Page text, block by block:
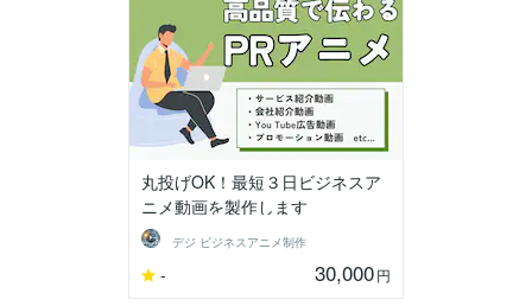
丸投げOK！最短３日ビジネスア
ニメ動画を製作します
デジ ビジネスアニメ制作
- 30,000円